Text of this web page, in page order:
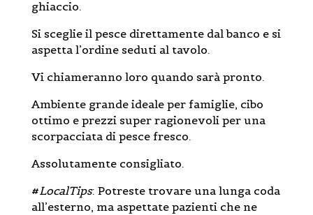
ghiaccio.
Si sceglie il pesce direttamente dal banco e si
aspetta l’ordine seduti al tavolo.
Vi chiameranno loro quando sarà pronto.
Ambiente grande ideale per famiglie, cibo
ottimo e prezzi super ragionevoli per una
scorpacciata di pesce fresco.
Assolutamente consigliato.
#LocalTips: Potreste trovare una lunga coda
all’esterno, ma aspettate pazienti che ne